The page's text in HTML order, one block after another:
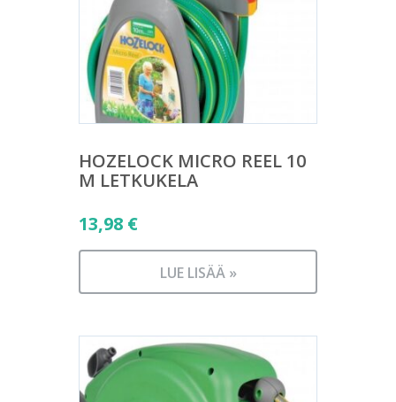
HOZELOCK MICRO REEL 10
M LETKUKELA
13,98 €
LUE LISÄÄ »